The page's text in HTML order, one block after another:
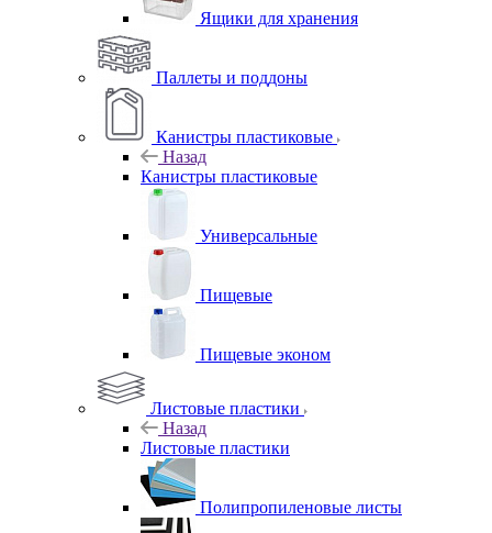
Ящики для хранения
Паллеты и поддоны
Канистры пластиковые
Назад
Канистры пластиковые
Универсальные
Пищевые
Пищевые эконом
Листовые пластики
Назад
Листовые пластики
Полипропиленовые листы